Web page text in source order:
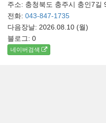
주소: 충청북도 충주시 충인7길
전화: 043-847-1735
다음장날: 2026.08.10 (월)
블로그: 0
네이버검색